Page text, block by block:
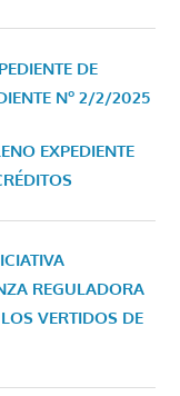
DE
Nº 2/2/2025
EXPEDIENTE
REGULADORA
VERTIDOS DE